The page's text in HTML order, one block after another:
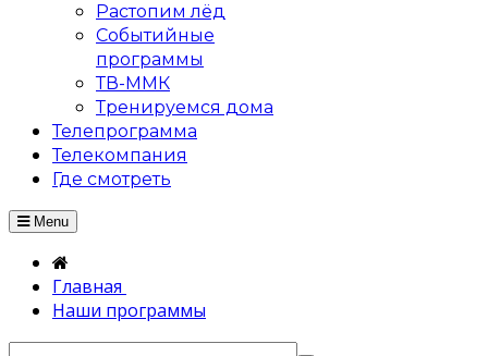
Растопим лёд
Событийные
программы
ТВ-ММК
Тренируемся дома
Телепрограмма
Телекомпания
Где смотреть
Menu
Главная
Наши программы